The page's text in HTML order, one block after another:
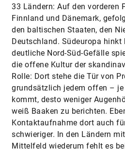
33 Ländern: Auf den vorderen
Finnland und Dänemark,
den baltischen Staaten, den
Deutschland. Südeuropa hinkt
deutliche Nord-Süd-Gefälle
die offene Kultur der
Rolle: Dort stehe die Tür von
grundsätzlich jedem offen –
kommt, desto weniger
weiß Baaken zu berichten.
Kontaktaufnahme dort auch
schwieriger. In den Ländern
Mittelfeld wiederum fehlt es